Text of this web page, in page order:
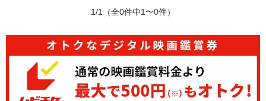
1/1 （全0件中1〜0件）